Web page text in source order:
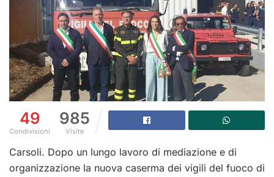
49
Condivisioni
985
Visite
Carsoli. Dopo un lungo lavoro di mediazione e di
organizzazione la nuova caserma dei vigili del fuoco di